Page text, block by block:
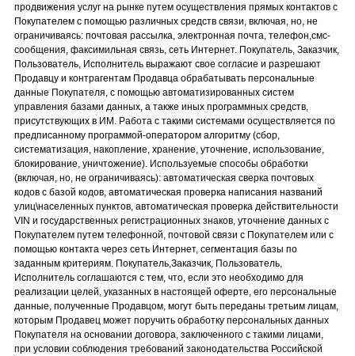
продвижения услуг на рынке путем осуществления прямых контактов с
Покупателем с помощью различных средств связи, включая, но, не
ограничиваясь: почтовая рассылка, электронная почта, телефон,смс-
сообщения, факсимильная связь, сеть Интернет. Покупатель, Заказчик,
Пользователь, Исполнитель выражают свое согласие и разрешают
Продавцу и контрагентам Продавца обрабатывать персональные
данные Покупателя, с помощью автоматизированных систем
управления базами данных, а также иных программных средств,
присутствующих в ИМ. Работа с такими системами осуществляется по
предписанному программой-оператором алгоритму (сбор,
систематизация, накопление, хранение, уточнение, использование,
блокирование, уничтожение). Используемые способы обработки
(включая, но, не ограничиваясь): автоматическая сверка почтовых
кодов с базой кодов, автоматическая проверка написания названий
улиц\населенных пунктов, автоматическая проверка действительности
VIN и государственных регистрационных знаков, уточнение данных с
Покупателем путем телефонной, почтовой связи с Покупателем или с
помощью контакта через сеть Интернет, сегментация базы по
заданным критериям. Покупатель,Заказчик, Пользователь,
Исполнитель соглашаются с тем, что, если это необходимо для
реализации целей, указанных в настоящей оферте, его персональные
данные, полученные Продавцом, могут быть переданы третьим лицам,
которым Продавец может поручить обработку персональных данных
Покупателя на основании договора, заключенного с такими лицами,
при условии соблюдения требований законодательства Российской